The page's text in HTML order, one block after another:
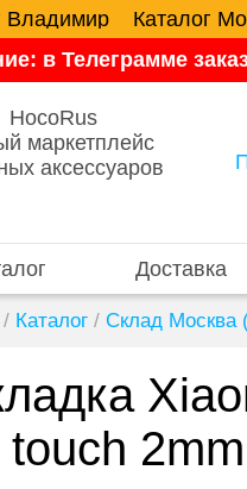
Владимир Каталог
в Телеграмме
маркетплейс
аксессуаров
Доставка
/ Каталог / Склад Москва
touch